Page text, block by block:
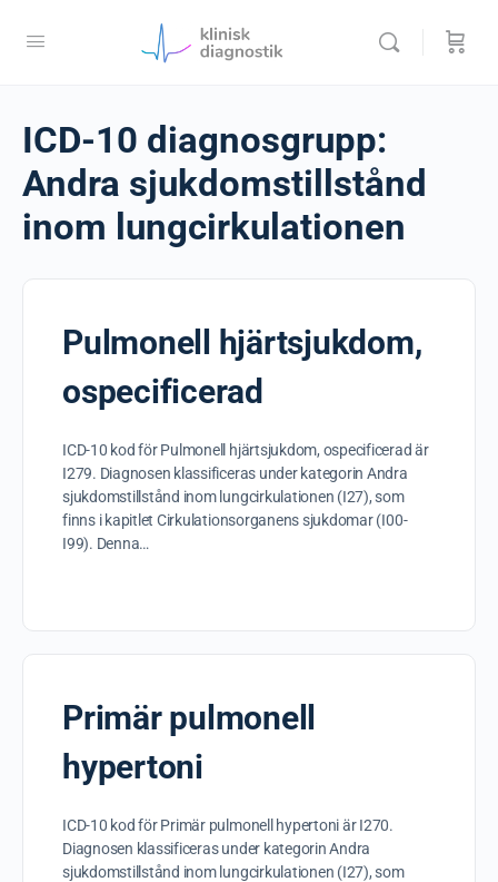
ICD-10 diagnosgrupp:
Andra sjukdomstillstånd
inom lungcirkulationen
Pulmonell hjärtsjukdom,
ospecificerad
ICD-10 kod för Pulmonell hjärtsjukdom, ospecificerad är
I279. Diagnosen klassificeras under kategorin Andra
sjukdomstillstånd inom lungcirkulationen (I27), som
finns i kapitlet Cirkulationsorganens sjukdomar (I00-
I99). Denna…
Primär pulmonell
hypertoni
ICD-10 kod för Primär pulmonell hypertoni är I270.
Diagnosen klassificeras under kategorin Andra
sjukdomstillstånd inom lungcirkulationen (I27), som